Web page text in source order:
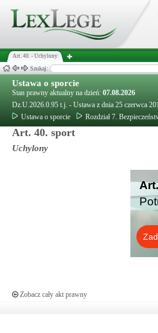
Art. 40. - Uchylony
Szukaj:
Ustawa o sporcie
Stan prawny aktualny na dzień: 07.08.2026
Dz.U.2026.0.95 t.j. - Ustawa z dnia 25 czerwca
Ustawa o sporcie
Rozdział 7.
Art. 40. sport
Uchylony
Zobacz cały akt prawny